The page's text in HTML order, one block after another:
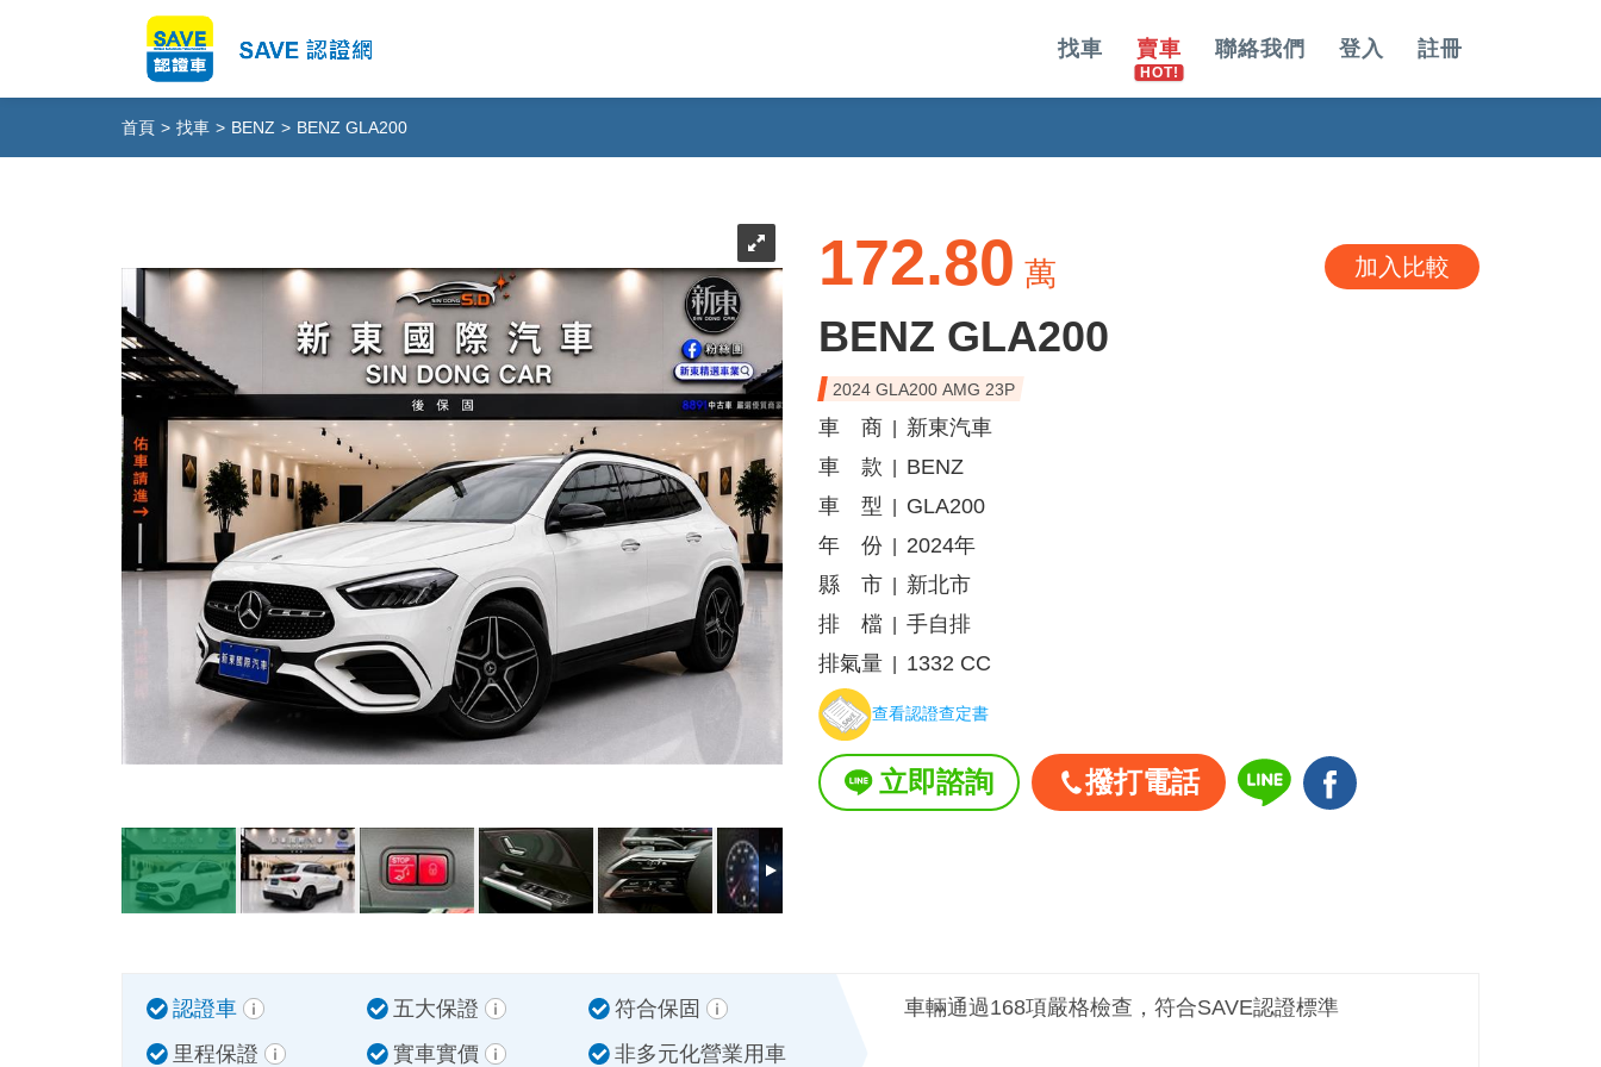
找車 賣車 聯絡我們 登入 註冊
首頁 > 找車 > BENZ > BENZ GLA200
172.80 萬 加入比較
BENZ GLA200
2024 GLA200 AMG 23P
車 商
新東汽車
車 款
BENZ
車 型
GLA200
年 份
2024年
縣 市
新北市
排 檔
手自排
排氣量
1332 CC
查看認證查定書
立即諮詢 撥打電話
認證車 五大保證
符合保固
里程保證
實車實價 非多元化營業用車
車輛通過168項嚴格檢查，符合SAVE認證標準